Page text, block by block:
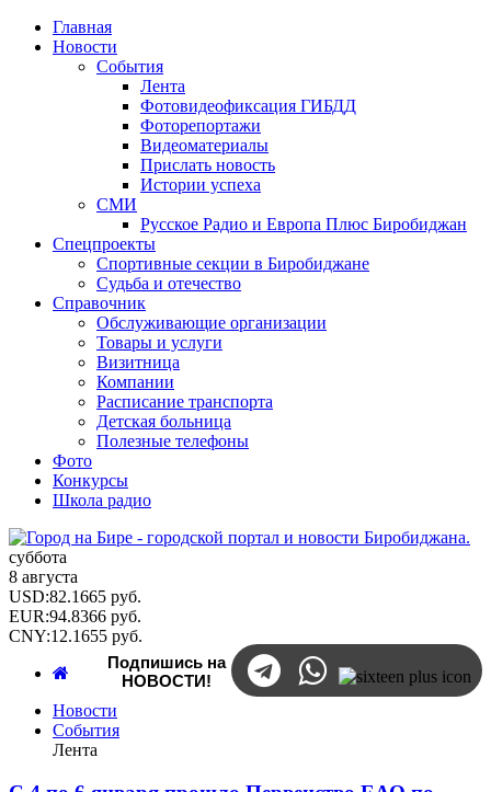
Главная
Новости
События
Лента
Фотовидеофиксация ГИБДД
Фоторепортажи
Видеоматериалы
Прислать новость
Истории успеха
СМИ
Русское Радио и Европа Плюс Биробиджан
Спецпроекты
Спортивные секции в Биробиджане
Судьба и отечество
Справочник
Обслуживающие организации
Товары и услуги
Визитница
Компании
Расписание транспорта
Детская больница
Полезные телефоны
Фото
Конкурсы
Школа радио
суббота
8 августа
USD:82.1665 руб.
EUR:94.8366 руб.
CNY:12.1655 руб.
Подпишись на
НОВОСТИ!
Новости
События
Лента